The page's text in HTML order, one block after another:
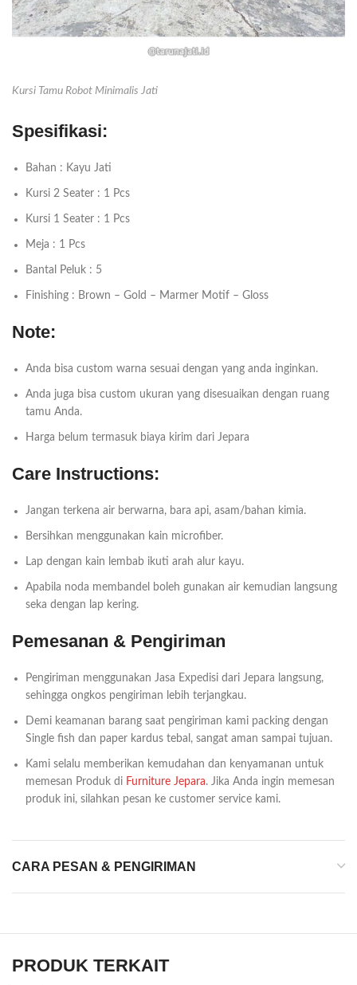
Kursi Tamu Robot Minimalis Jati
Spesifikasi:
Bahan : Kayu Jati
Kursi 2 Seater : 1 Pcs
Kursi 1 Seater : 1 Pcs
Meja : 1 Pcs
Bantal Peluk : 5
Finishing : Brown – Gold – Marmer Motif – Gloss
Note:
Anda bisa custom warna sesuai dengan yang anda inginkan.
Anda juga bisa custom ukuran yang disesuaikan dengan ruang
tamu Anda.
Harga belum termasuk biaya kirim dari Jepara
Care Instructions:
Jangan terkena air berwarna, bara api, asam/bahan kimia.
Bersihkan menggunakan kain microfiber.
Lap dengan kain lembab ikuti arah alur kayu.
Apabila noda membandel boleh gunakan air kemudian langsung
seka dengan lap kering.
Pemesanan & Pengiriman
Pengiriman menggunakan Jasa Expedisi dari Jepara langsung,
sehingga ongkos pengiriman lebih terjangkau.
Demi keamanan barang saat pengiriman kami packing dengan
Single fish dan paper kardus tebal, sangat aman sampai tujuan.
Kami selalu memberikan kemudahan dan kenyamanan untuk
memesan Produk di Furniture Jepara. Jika Anda ingin memesan
produk ini, silahkan pesan ke customer service kami.
CARA PESAN & PENGIRIMAN
PRODUK TERKAIT